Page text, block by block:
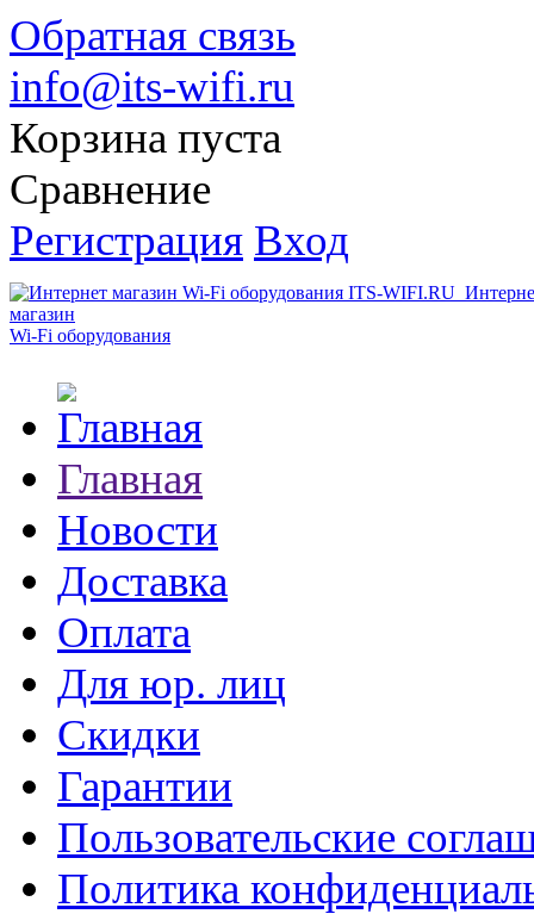
Обратная связь
info@its-wifi.ru
Корзина пуста
Сравнение
Регистрация Вход
магазин
Wi-Fi оборудования
Главная
Новости
Доставка
Оплата
Для юр. лиц
Скидки
Гарантии
Пользовательские
Политика